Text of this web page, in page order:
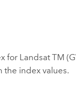
for Landsat TM
the index values.